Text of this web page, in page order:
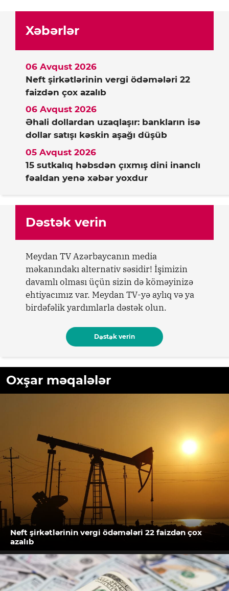
Xəbərlər
Neft şirkətlərinin vergi ödəmələri 22
faizdən çox azalıb
06 Avqust 2026
Əhali dollardan uzaqlaşır: bankların isə
dollar satışı kəskin aşağı düşüb
06 Avqust 2026
15 sutkalıq həbsdən çıxmış dini inanclı
fəaldan yenə xəbər yoxdur
05 Avqust 2026
Dəstək verin
Meydan TV Azərbaycanın media
məkanındakı alternativ səsidir! İşimizin
davamlı olması üçün sizin də köməyinizə
ehtiyacımız var. Meydan TV-yə aylıq və ya
birdəfəlik yardımlarla dəstək olun.
Dəstək verin
Oxşar məqalələr
Neft şirkətlərinin vergi ödəmələri 22 faizdən çox
azalıb